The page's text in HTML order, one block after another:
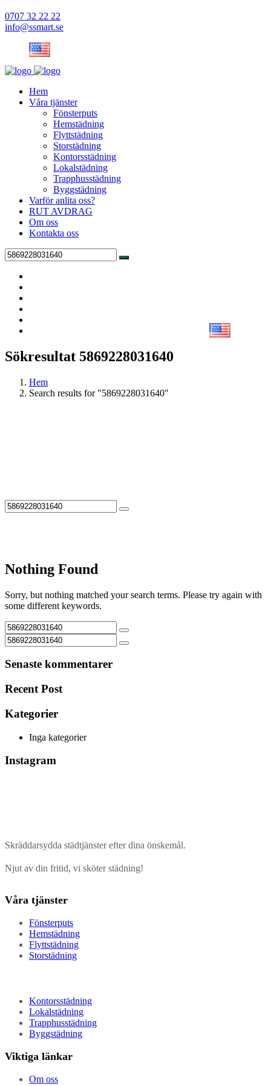
0707 32 22 22
info@ssmart.se
Hem
Våra tjänster
Fönsterputs
Hemstädning
Flyttstädning
Storstädning
Kontorsstädning
Lokalstädning
Trapphusstädning
Byggstädning
Varför anlita oss?
RUT AVDRAG
Om oss
Kontakta oss
Sökresultat 5869228031640
Hem
Search results for "5869228031640"
Nothing Found
Sorry, but nothing matched your search terms. Please try again with
some different keywords.
Senaste kommentarer
Recent Post
Kategorier
Inga kategorier
Instagram
Skräddarsydda städtjänster efter dina önskemål.
Njut av din fritid, vi sköter städning!
Våra tjänster
Fönsterputs
Hemstädning
Flyttstädning
Storstädning
Kontorsstädning
Lokalstädning
Trapphusstädning
Byggstädning
Viktiga länkar
Om oss